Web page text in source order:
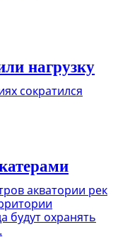
нагрузку
сократился
акватории рек
будут охранять